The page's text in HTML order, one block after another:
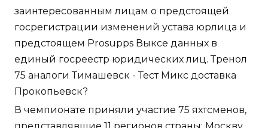
заинтересованным лицам о предстоящей
госрегистрации изменений устава юрлица и
предстоящем Prosupps Выксе данных в
единый госреестр юридических лиц. Тренол
75 аналоги Тимашевск - Тест Микс доставка
Прокопьевск?
В чемпионате приняли участие 75 яхтсменов,